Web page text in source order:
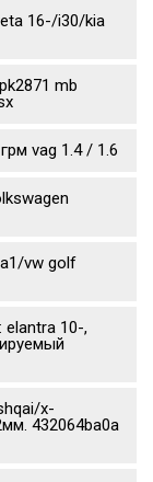
16-/i30/kia
mb
vag 1.4 / 1.6
vw golf
elantra 10-,
x-
432064ba0a